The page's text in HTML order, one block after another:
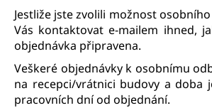
Jestliže jste zvolili možnost
Vás kontaktovat e-mailem ihned,
objednávka připravena.
Veškeré objednávky k osobnímu
na recepci/vrátnici budovy a doba
pracovních dní od objednání.